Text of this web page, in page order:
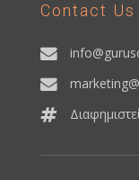
Contact Us